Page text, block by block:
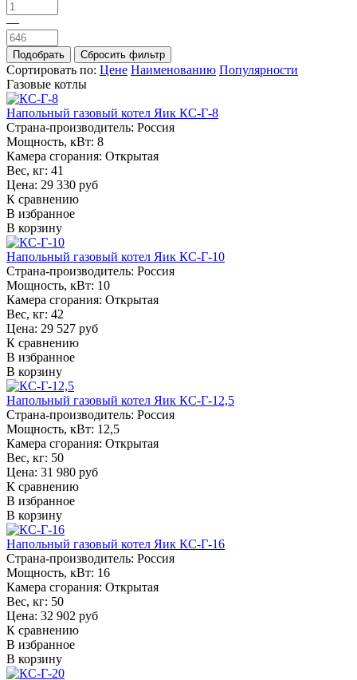
—
Сортировать по: Цене Наименованию Популярности
Газовые котлы
Напольный газовый котел Яик КС-Г-8
Страна-производитель: Россия
Мощность, кВт: 8
Камера сгорания: Открытая
Вес, кг: 41
Цена: 29 330 руб
К сравнению
В избранное
В корзину
Напольный газовый котел Яик КС-Г-10
Страна-производитель: Россия
Мощность, кВт: 10
Камера сгорания: Открытая
Вес, кг: 42
Цена: 29 527 руб
К сравнению
В избранное
В корзину
Напольный газовый котел Яик КС-Г-12,5
Страна-производитель: Россия
Мощность, кВт: 12,5
Камера сгорания: Открытая
Вес, кг: 50
Цена: 31 980 руб
К сравнению
В избранное
В корзину
Напольный газовый котел Яик КС-Г-16
Страна-производитель: Россия
Мощность, кВт: 16
Камера сгорания: Открытая
Вес, кг: 50
Цена: 32 902 руб
К сравнению
В избранное
В корзину